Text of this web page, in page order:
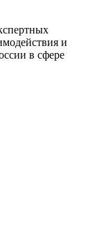
и
в сфере